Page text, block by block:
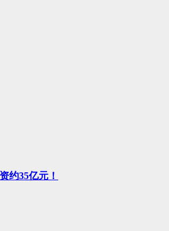
约35亿元！